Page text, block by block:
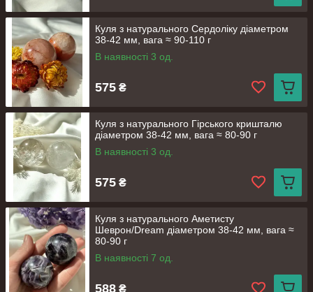
Куля з натурального Сердоліку діаметром
38-42 мм, вага ≈ 90-110 г
В наявності 3 од.
575 ₴
Куля з натурального Гірського кришталю
діаметром 38-42 мм, вага ≈ 80-90 г
В наявності 3 од.
575 ₴
Куля з натурального Аметисту
Шеврон/Dream діаметром 38-42 мм, вага ≈
80-90 г
В наявності 7 од.
588 ₴